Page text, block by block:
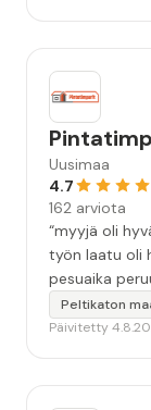
Uusimaa
4.7
162 arviota
“myyjä oli
työn laatu oli hyvä. moitteina:
pesuaika
aika piti ja
murhe tuli
Peltikaton
Päivitetty